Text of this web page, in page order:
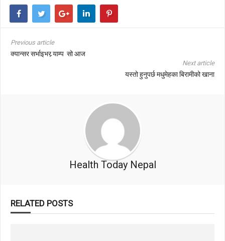
Previous article
क्यान्सर सर्भाइभर र्‍याम्प सो आज
Next article
यस्तो हुनुपर्छ मधुमेहका बिरामीको खाना
Health Today Nepal
RELATED POSTS